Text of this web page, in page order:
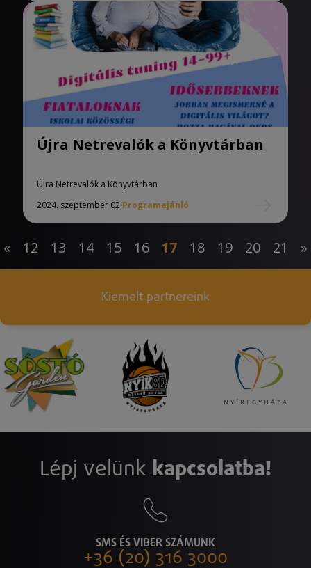
Újra Netrevalók a Könyvtárban
Újra Netrevalók a Könyvtárban
2024. szeptember 02.Programajánló
« 12 13 14 15 16 17 18 19 20 21 »
Kiemelt partnereink
Lépj velünk kapcsolatba!
SMS ÉS VIBER SZÁMUNK
+36 (20) 316 3000